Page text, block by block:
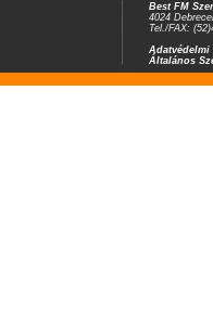
Best FM
4024
Tel./FAX:
Adatvédelmi
Általános